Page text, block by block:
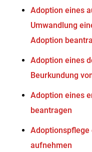
Adoption eines
Umwandlung
Adoption
Adoption eines
Beurkundung
Adoption eines
beantragen
aufnehmen